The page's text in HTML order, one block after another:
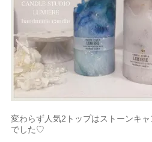
変わらず人気2トップはストーンキ
でした♡